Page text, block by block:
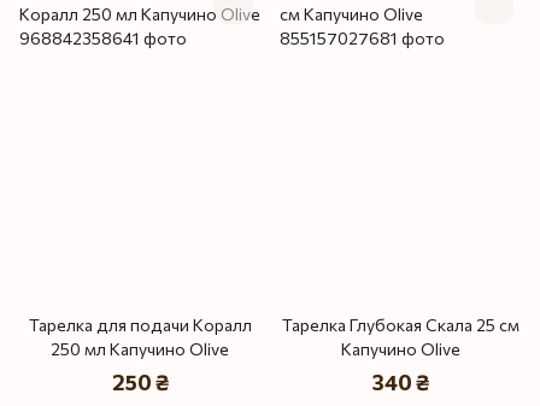
Тарелка для подачи Коралл
250 мл Капучино Olive
250 ₴
Тарелка Глубокая Скала 25 см
Капучино Olive
340 ₴